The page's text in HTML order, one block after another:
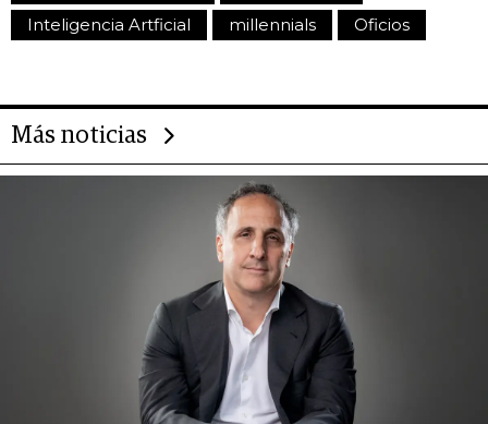
Inteligencia Artficial
millennials Oficios
Más noticias